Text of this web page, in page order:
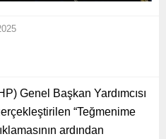
Genel Başkan Yardımcısı
“Teğmenime
ardından